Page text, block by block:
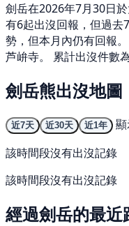
劍岳在2026年7月30日
有6起出沒回報，但過去
勢，但本月內仍有回報
芦峅寺。 累計出沒件數為
劍岳熊出沒地圖
近7天 近30天 近1年
該時間段沒有出沒記錄
該時間段沒有出沒記錄
經過劍岳的最近